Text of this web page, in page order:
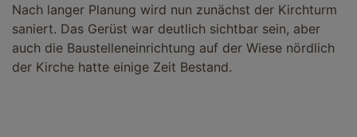
Nach langer Planung wird nun zunächst der Kirchturm
saniert. Das Gerüst war deutlich sichtbar sein, aber
auch die Baustelleneinrichtung auf der Wiese nördlich
der Kirche hatte einige Zeit Bestand.